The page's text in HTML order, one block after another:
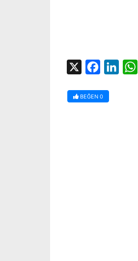
Facebook
BEĞEN 0